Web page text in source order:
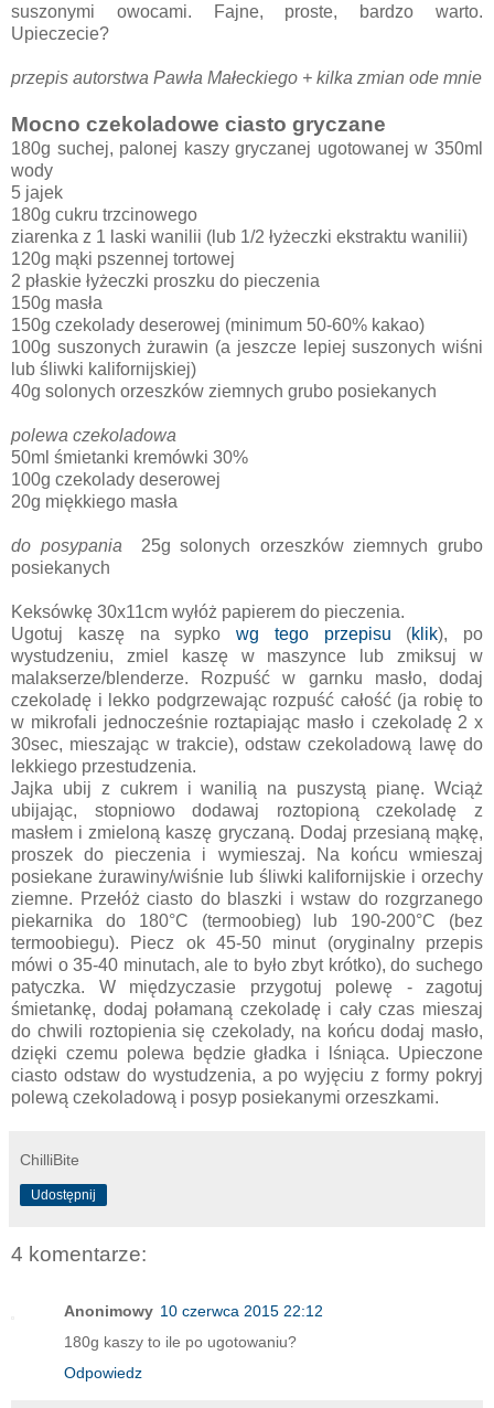
suszonymi owocami. Fajne, proste, bardzo warto.
Upieczecie?
przepis autorstwa Pawła Małeckiego + kilka zmian ode mnie
Mocno czekoladowe ciasto gryczane
180g suchej, palonej kaszy gryczanej ugotowanej w 350ml
wody
5 jajek
180g cukru trzcinowego
ziarenka z 1 laski wanilii (lub 1/2 łyżeczki ekstraktu wanilii)
120g mąki pszennej tortowej
2 płaskie łyżeczki proszku do pieczenia
150g masła
150g czekolady deserowej (minimum 50-60% kakao)
100g suszonych żurawin (a jeszcze lepiej suszonych wiśni
lub śliwki kalifornijskiej)
40g solonych orzeszków ziemnych grubo posiekanych
polewa czekoladowa
50ml śmietanki kremówki 30%
100g czekolady deserowej
20g miękkiego masła
do posypania
25g solonych orzeszków ziemnych grubo
posiekanych
Keksówkę 30x11cm wyłóż papierem do pieczenia.
Ugotuj kaszę na sypko wg tego przepisu (klik), po
wystudzeniu, zmiel kaszę w maszynce lub zmiksuj w
malakserze/blenderze. Rozpuść w garnku masło, dodaj
czekoladę i lekko podgrzewając rozpuść całość (ja robię to
w mikrofali jednocześnie roztapiając masło i czekoladę 2 x
30sec, mieszając w trakcie), odstaw czekoladową lawę do
lekkiego przestudzenia.
Jajka ubij z cukrem i wanilią na puszystą pianę. Wciąż
ubijając, stopniowo dodawaj roztopioną czekoladę z
masłem i zmieloną kaszę gryczaną. Dodaj przesianą mąkę,
proszek do pieczenia i wymieszaj. Na końcu wmieszaj
posiekane żurawiny/wiśnie lub śliwki kalifornijskie i orzechy
ziemne. Przełóż ciasto do blaszki i wstaw do rozgrzanego
piekarnika do 180°C (termoobieg) lub 190-200°C (bez
termoobiegu). Piecz ok 45-50 minut (oryginalny przepis
mówi o 35-40 minutach, ale to było zbyt krótko), do suchego
patyczka. W międzyczasie przygotuj polewę - zagotuj
śmietankę, dodaj połamaną czekoladę i cały czas mieszaj
do chwili roztopienia się czekolady, na końcu dodaj masło,
dzięki czemu polewa będzie gładka i lśniąca. Upieczone
ciasto odstaw do wystudzenia, a po wyjęciu z formy pokryj
polewą czekoladową i posyp posiekanymi orzeszkami.
ChilliBite
Udostępnij
4 komentarze:
Anonimowy 10 czerwca 2015 22:12
180g kaszy to ile po ugotowaniu?
Odpowiedz